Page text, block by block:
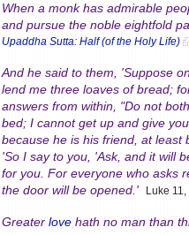
When a monk has admirable
and pursue the noble eightfold
Upaddha Sutta: Half (of the Holy Life)
And he said to them, 'Suppose
lend me three loaves of bread;
answers from within, "Do not
bed; I cannot get up and give
because he is his friend, at least
'So I say to you, 'Ask, and it will
for you. For everyone who asks
the door will be opened.'
Luke
Greater lovehath no man than